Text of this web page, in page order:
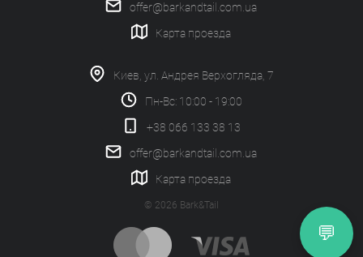
offer@barkandtail.com.ua
Карта проезда
Киев, ул. Андрея Верхогляда, 7
Пн-Вс: 10:00 - 19:00
+38 066 133 38 13
offer@barkandtail.com.ua
Карта проезда
© 2026 Bark&Tail
💬